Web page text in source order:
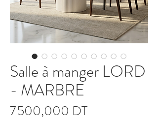
Salle à manger LORD
- MARBRE
7 500,000 DTPrix